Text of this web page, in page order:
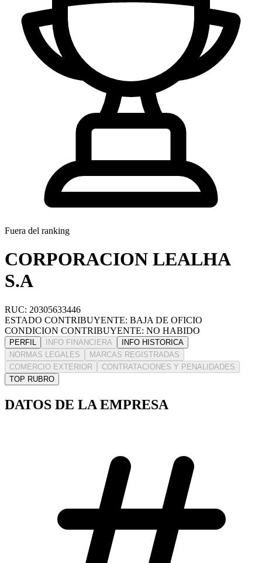
Fuera del ranking
CORPORACION LEALHA
S.A
RUC: 20305633446
ESTADO CONTRIBUYENTE: BAJA DE OFICIO
CONDICION CONTRIBUYENTE: NO HABIDO
PERFIL INFO FINANCIERA
INFO HISTORICA
NORMAS LEGALES
MARCAS REGISTRADAS
COMERCIO EXTERIOR
CONTRATACIONES Y PENALIDADES
TOP RUBRO
DATOS DE LA EMPRESA